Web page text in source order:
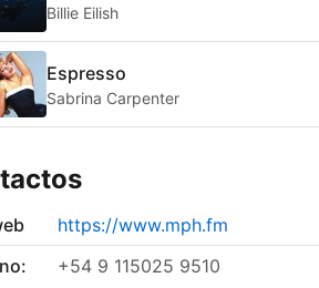
Billie Eilish
Espresso
Sabrina Carpenter
https://www.mph.fm
+54 9 115025 9510